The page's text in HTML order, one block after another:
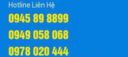
Hotline Liên Hệ
0945 89 8899
0949 058 068
0978 020 444